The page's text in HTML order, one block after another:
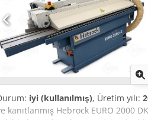
iyi (kullanılmış), Üretim yılı:
kanıtlanmış Hebrock EURO 2000